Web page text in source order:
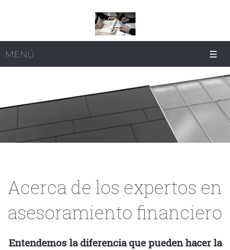
MENÚ
Acerca de los expertos en
asesoramiento financiero
Entendemos la diferencia que pueden hacer la